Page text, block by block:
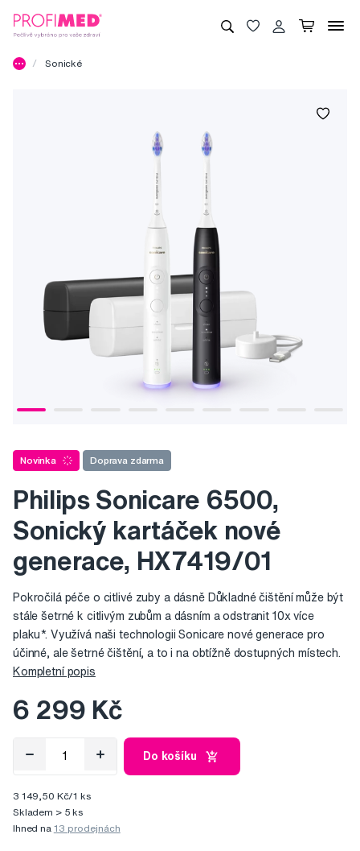
Sonické
Novinka Doprava zdarma
Philips Sonicare 6500,
Sonický kartáček nové
generace, HX7419/01
Pokročilá péče o citlivé zuby a dásně Důkladné čištění může být
stále šetrné k citlivým zubům a dásním a odstranit 10x více
plaku*. Využívá naši technologii Sonicare nové generace pro
účinné, ale šetrné čištění, a to i na obtížně dostupných místech.
Kompletní popis
6 299 Kč
Do košíku
3 149,50 Kč/1 ks
Skladem > 5 ks
Ihned na 13 prodejnách